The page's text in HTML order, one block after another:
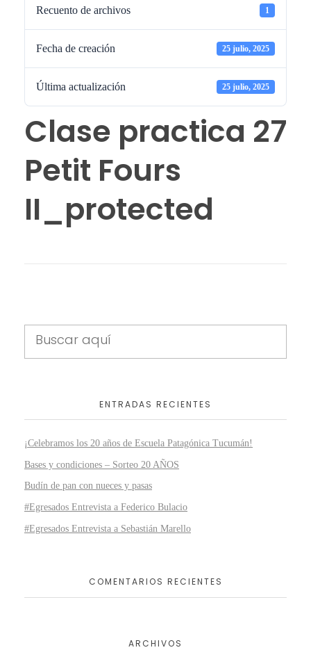
Recuento de archivos 1
Fecha de creación 25 julio, 2025
Última actualización 25 julio, 2025
Clase practica 27
Petit Fours
II_protected
ENTRADAS RECIENTES
¡Celebramos los 20 años de Escuela Patagónica Tucumán!
Bases y condiciones – Sorteo 20 AÑOS
Budín de pan con nueces y pasas
#Egresados Entrevista a Federico Bulacio
#Egresados Entrevista a Sebastián Marello
COMENTARIOS RECIENTES
ARCHIVOS